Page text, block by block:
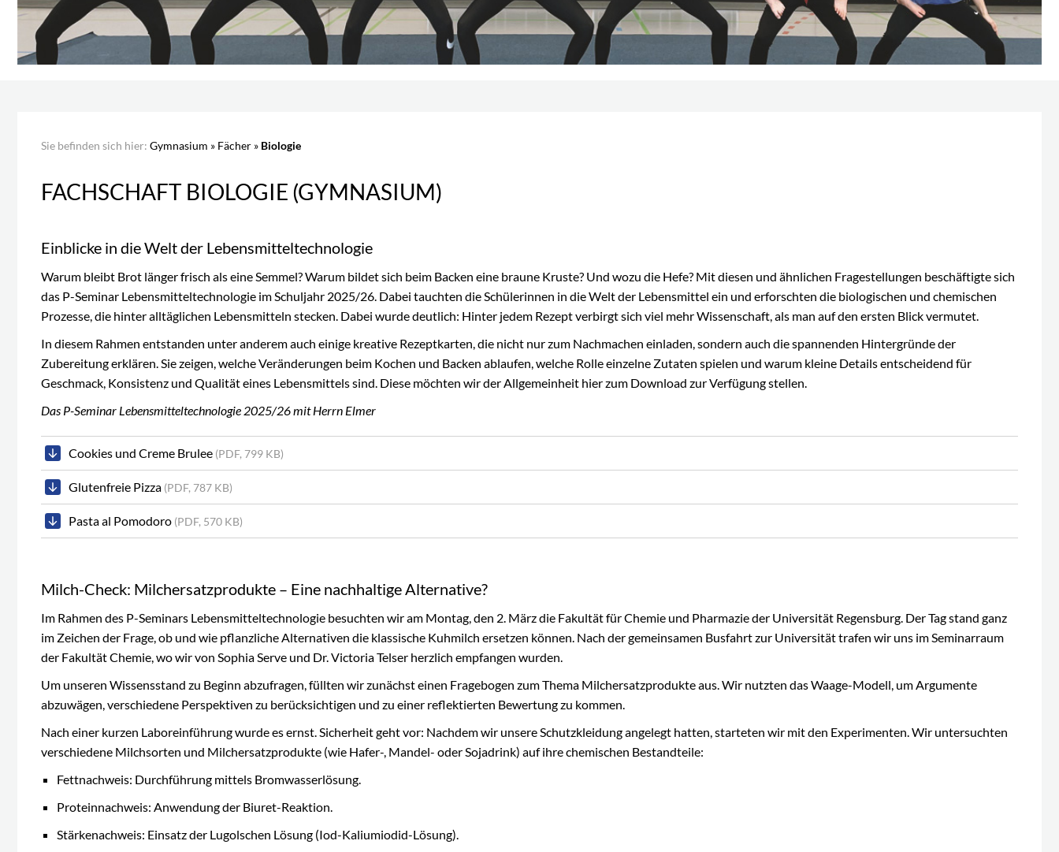
Sie befinden sich hier: Gymnasium » Fächer » Biologie
FACHSCHAFT BIOLOGIE (GYMNASIUM)
Einblicke in die Welt der Lebensmitteltechnologie
Warum bleibt Brot länger frisch als eine Semmel? Warum bildet sich beim Backen eine braune Kruste? Und wozu die Hefe? Mit diesen und ähnlichen Fragestellungen beschäftigte sich
das P-Seminar Lebensmitteltechnologie im Schuljahr 2025/26. Dabei tauchten die Schülerinnen in die Welt der Lebensmittel ein und erforschten die biologischen und chemischen
Prozesse, die hinter alltäglichen Lebensmitteln stecken. Dabei wurde deutlich: Hinter jedem Rezept verbirgt sich viel mehr Wissenschaft, als man auf den ersten Blick vermutet.
In diesem Rahmen entstanden unter anderem auch einige kreative Rezeptkarten, die nicht nur zum Nachmachen einladen, sondern auch die spannenden Hintergründe der
Zubereitung erklären. Sie zeigen, welche Veränderungen beim Kochen und Backen ablaufen, welche Rolle einzelne Zutaten spielen und warum kleine Details entscheidend für
Geschmack, Konsistenz und Qualität eines Lebensmittels sind. Diese möchten wir der Allgemeinheit hier zum Download zur Verfügung stellen.
Das P-Seminar Lebensmitteltechnologie 2025/26 mit Herrn Elmer
Cookies und Creme Brulee (PDF, 799 KB)
Glutenfreie Pizza (PDF, 787 KB)
Pasta al Pomodoro (PDF, 570 KB)
Milch-Check: Milchersatzprodukte – Eine nachhaltige Alternative?
Im Rahmen des P-Seminars Lebensmitteltechnologie besuchten wir am Montag, den 2. März die Fakultät für Chemie und Pharmazie der Universität Regensburg. Der Tag stand ganz
im Zeichen der Frage, ob und wie pflanzliche Alternativen die klassische Kuhmilch ersetzen können. Nach der gemeinsamen Busfahrt zur Universität trafen wir uns im Seminarraum
der Fakultät Chemie, wo wir von Sophia Serve und Dr. Victoria Telser herzlich empfangen wurden.
Um unseren Wissensstand zu Beginn abzufragen, füllten wir zunächst einen Fragebogen zum Thema Milchersatzprodukte aus. Wir nutzten das Waage-Modell, um Argumente
abzuwägen, verschiedene Perspektiven zu berücksichtigen und zu einer reflektierten Bewertung zu kommen.
Nach einer kurzen Laboreinführung wurde es ernst. Sicherheit geht vor: Nachdem wir unsere Schutzkleidung angelegt hatten, starteten wir mit den Experimenten. Wir untersuchten
verschiedene Milchsorten und Milchersatzprodukte (wie Hafer-, Mandel- oder Sojadrink) auf ihre chemischen Bestandteile:
Fettnachweis: Durchführung mittels Bromwasserlösung.
Proteinnachweis: Anwendung der Biuret-Reaktion.
Stärkenachweis: Einsatz der Lugolschen Lösung (Iod-Kaliumiodid-Lösung).